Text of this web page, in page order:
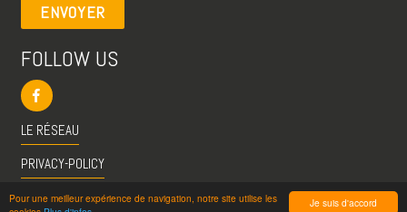
Je suis d'accord
Pour une meilleur expérience de navigation, notre site utilise les
ENVOYER
FOLLOW US
LE RÉSEAU
PRIVACY-POLICY
CGU